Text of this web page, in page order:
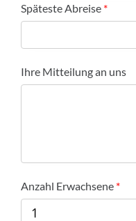
Späteste Abreise
Ihre Mitteilung an uns
Anzahl Erwachsene